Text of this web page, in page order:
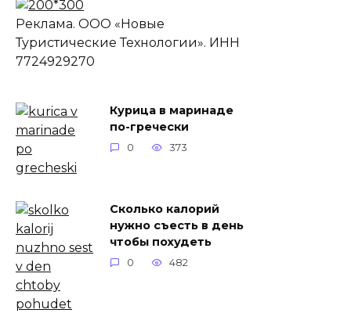
Реклама. ООО «Новые
Туристические Технологии». ИНН
7724929270
Курица в маринаде
по-гречески
0 373
Сколько калорий
нужно съесть в день
чтобы похудеть
0 482